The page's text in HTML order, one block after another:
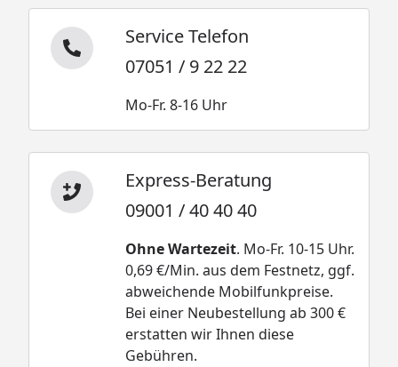
Service Telefon
07051 / 9 22 22
Mo-Fr. 8-16 Uhr
Express-Beratung
09001 / 40 40 40
Ohne Wartezeit. Mo-Fr. 10-15 Uhr.
0,69 €/Min. aus dem Festnetz, ggf.
abweichende Mobilfunkpreise.
Bei einer Neubestellung ab 300 €
erstatten wir Ihnen diese
Gebühren.